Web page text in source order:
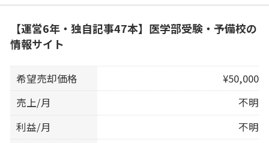
【運営6年・独自記事47本】医学部受験・予備校の
情報サイト
希望売却価格
¥50,000
売上/月
不明
利益/月
不明